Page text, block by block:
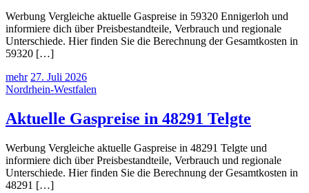
Werbung Vergleiche aktuelle Gaspreise in 59320 Ennigerloh und
informiere dich über Preisbestandteile, Verbrauch und regionale
Unterschiede. Hier finden Sie die Berechnung der Gesamtkosten in
59320 […]
mehr 27. Juli 2026
Nordrhein-Westfalen
Aktuelle Gaspreise in 48291 Telgte
Werbung Vergleiche aktuelle Gaspreise in 48291 Telgte und
informiere dich über Preisbestandteile, Verbrauch und regionale
Unterschiede. Hier finden Sie die Berechnung der Gesamtkosten in
48291 […]